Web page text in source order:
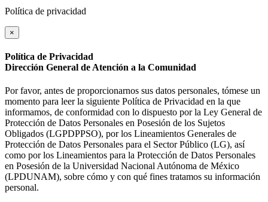
Política de privacidad
×
Política de Privacidad
Dirección General de Atención a la Comunidad
Por favor, antes de proporcionarnos sus datos personales, tómese un
momento para leer la siguiente Política de Privacidad en la que
informamos, de conformidad con lo dispuesto por la Ley General de
Protección de Datos Personales en Posesión de los Sujetos
Obligados (LGPDPPSO), por los Lineamientos Generales de
Protección de Datos Personales para el Sector Público (LG), así
como por los Lineamientos para la Protección de Datos Personales
en Posesión de la Universidad Nacional Autónoma de México
(LPDUNAM), sobre cómo y con qué fines tratamos su información
personal.